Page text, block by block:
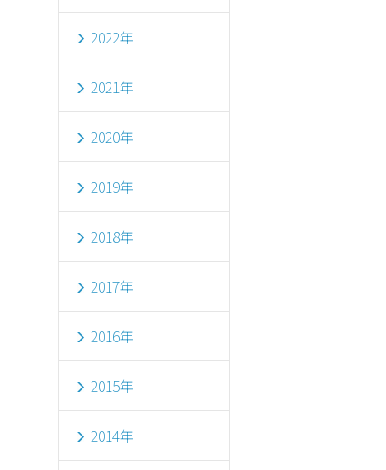
2022年
2021年
2020年
2019年
2018年
2017年
2016年
2015年
2014年